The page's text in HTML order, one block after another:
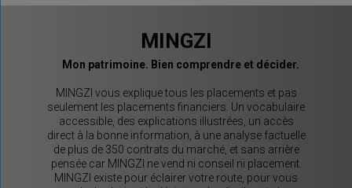
MINGZI
Mon patrimoine. Bien comprendre et décider.
MINGZI vous explique tous les placements et pas
seulement les placements financiers. Un vocabulaire
accessible, des explications illustrées, un accès
direct à la bonne information, à une analyse factuelle
de plus de 350 contrats du marché, et sans arrière
pensée car MINGZI ne vend ni conseil ni placement.
MINGZI existe pour éclairer votre route, pour vous